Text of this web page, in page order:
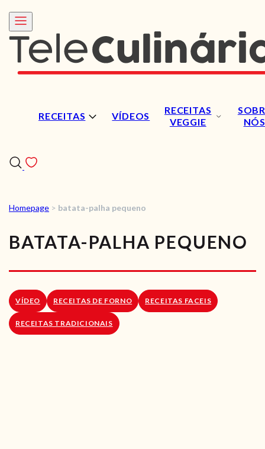
RECEITAS VÍDEOS
RECEITAS
VEGGIE
NÓS
RECEITAS
VÍDEOS
RECEITAS VEGGIE
SOBRE NÓS
LOJA ONLINE
Homepage > batata-palha pequeno
BATATA-PALHA PEQUENO
VÍDEO RECEITAS DE FORNO RECEITAS FACEIS
RECEITAS TRADICIONAIS